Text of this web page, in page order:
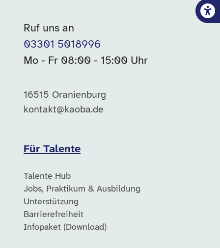
Ruf uns an
03301 5018996
Mo - Fr 08:00 - 15:00 Uhr
16515 Oranienburg
kontakt@kaoba.de
Für Talente
Talente Hub
Jobs, Praktikum & Ausbildung
Unterstützung
Barrierefreiheit
Infopaket (Download)